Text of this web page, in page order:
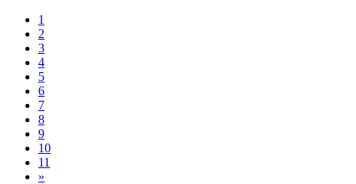
1
2
3
4
5
6
7
8
9
10
11
»